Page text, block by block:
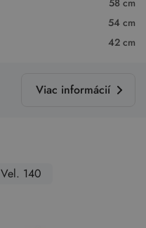
58 cm
54 cm
42 cm
Viac informácií
Vel. 140